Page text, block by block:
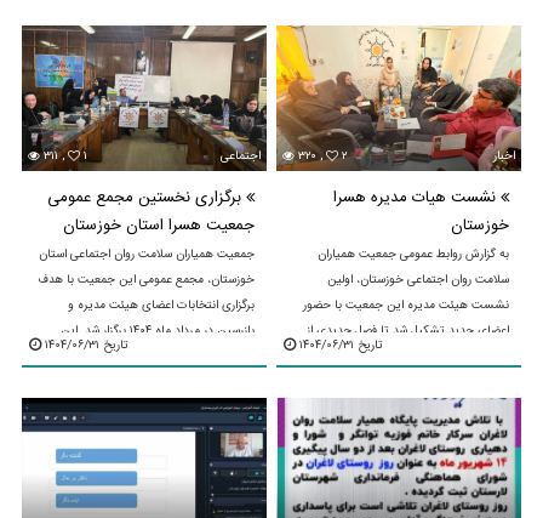
تخصصی توسعه و تقویت جمعیت ...
۳۲۰ , ۲ اخبار
نشست هیات مدیره هسرا
خوزستان
به گزارش روابط عمومی جمعیت همیاران
سلامت روان اجتماعی خوزستان، اولین
نشست هیئت مدیره این جمعیت با حضور
اعضای جدید تشکیل شد تا فصل جدیدی از
فعالیت‌های مردمی در حوزه ...
تاریخ ۱۴۰۴/۰۶/۳۱
۳۱۱ , ۱ اجتماعی
برگزاری نخستین مجمع عمومی
جمعیت هسرا استان خوزستان
جمعیت همیاران سلامت روان اجتماعی استان
خوزستان، مجمع عمومی این جمعیت با هدف
برگزاری انتخابات اعضای هیئت مدیره و
بازرسین در مرداد ماه ۱۴۰۴ برگزار شد. این
تاریخ ۱۴۰۴/۰۶/۳۱